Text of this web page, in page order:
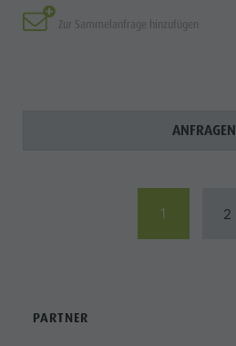
Zur Sammelanfrage hinzufügen
ANFRAGEN
1 2
PARTNER